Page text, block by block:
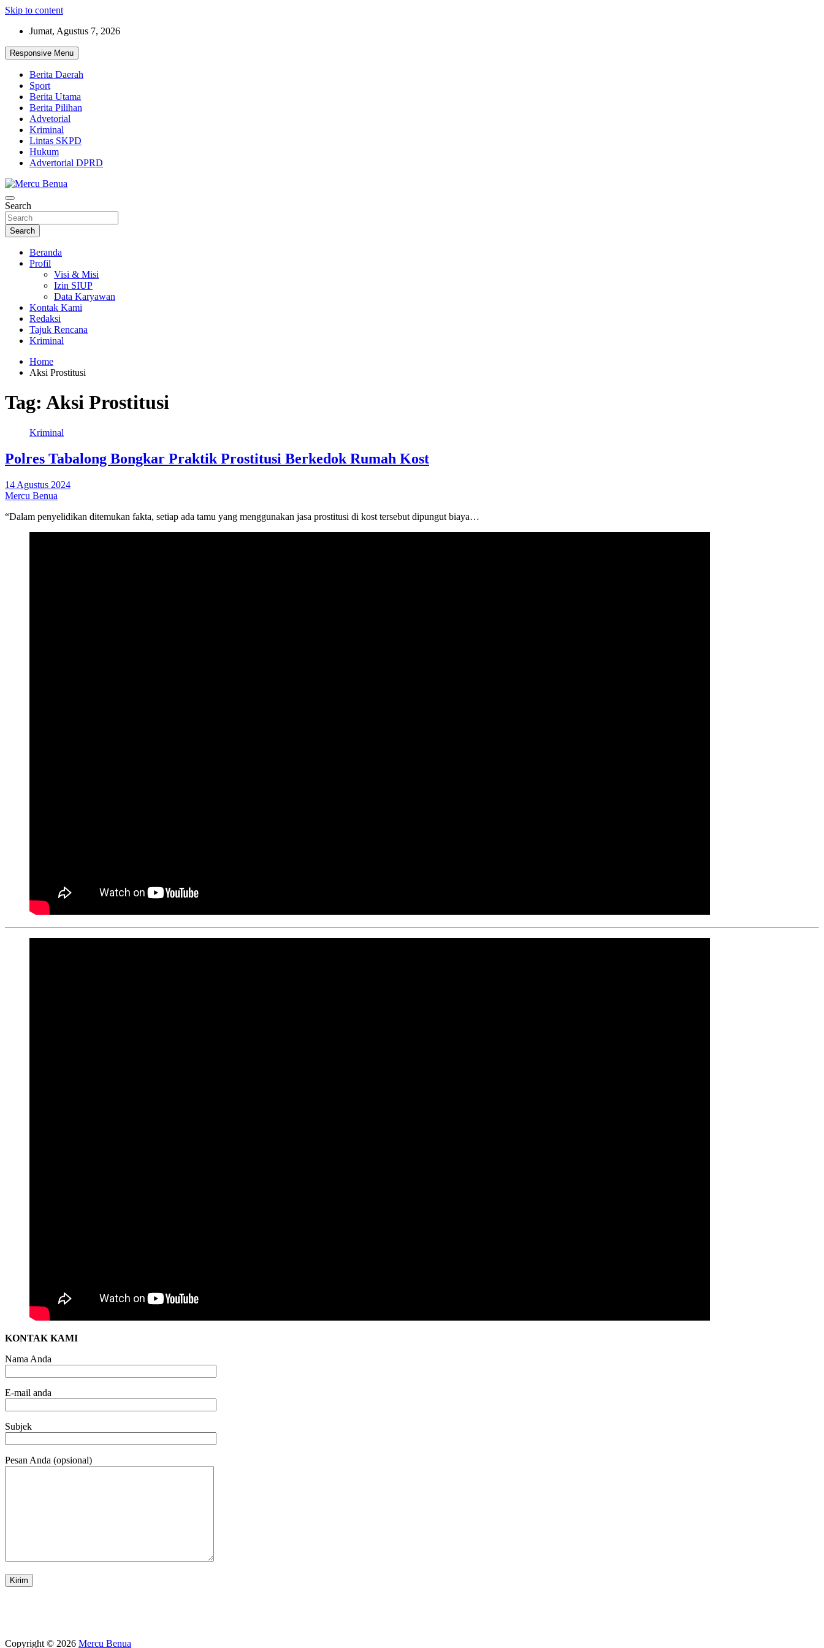
Skip to content
Jumat, Agustus 7, 2026
Responsive Menu
Berita Daerah
Sport
Berita Utama
Berita Pilihan
Advetorial
Kriminal
Lintas SKPD
Hukum
Advertorial DPRD
Mercu Benua
Suara Masyarakat Bawah
Search
Search
Beranda
Profil
Visi & Misi
Izin SIUP
Data Karyawan
Kontak Kami
Redaksi
Tajuk Rencana
Kriminal
Home
Aksi Prostitusi
Tag: Aksi Prostitusi
Kriminal
Polres Tabalong Bongkar Praktik Prostitusi Berkedok Rumah Kost
14 Agustus 2024
Mercu Benua
“Dalam penyelidikan ditemukan fakta, setiap ada tamu yang menggunakan jasa prostitusi di kost tersebut dipungut biaya…
KONTAK KAMI
Nama Anda
E-mail anda
Subjek
Pesan Anda (opsional)
Copyright © 2026 Mercu Benua